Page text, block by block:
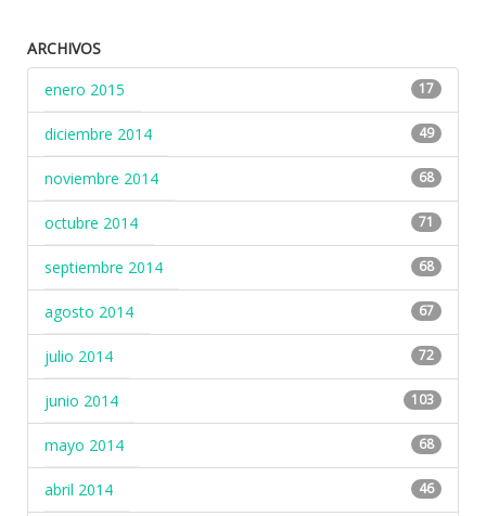
ARCHIVOS
enero 2015
17
diciembre 2014 49
noviembre 2014 68
octubre 2014 71
septiembre 2014 68
agosto 2014 67
julio 2014 72
junio 2014 103
mayo 2014 68
abril 2014 46